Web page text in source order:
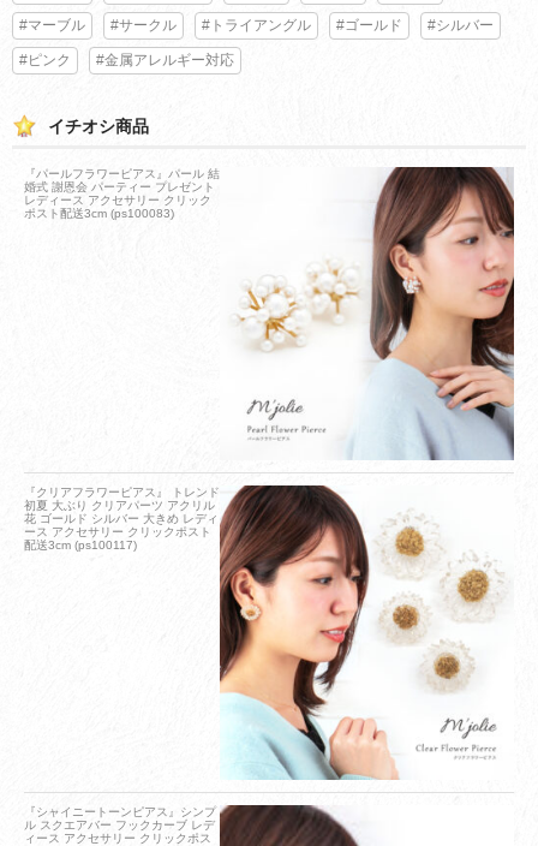
#マーブル #サークル #トライアングル #ゴールド #シルバー
#ピンク #金属アレルギー対応
イチオシ商品
『パールフラワーピアス』パール 結
婚式 謝恩会 パーティー プレゼント
レディース アクセサリー クリック
ポスト配送3cm (ps100083)
『クリアフラワーピアス』 トレンド
初夏 大ぶり クリアパーツ アクリル
花 ゴールド シルバー 大きめ レディ
ース アクセサリー クリックポスト
配送3cm (ps100117)
『シャイニートーンピアス』シンプ
ル スクエアバー フックカーブ レデ
ィース アクセサリー クリックポス